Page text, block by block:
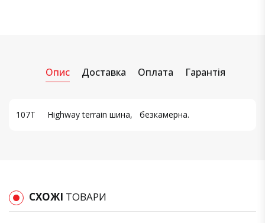
Опис Доставка Оплата Гарантія
107T Highway terrain шина, безкамерна.
СХОЖІ ТОВАРИ